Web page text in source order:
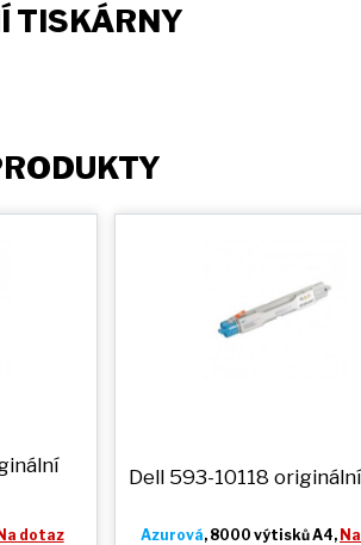
TISKÁRNY
dotaz
Dell 593-10118
Azurová, 8000 výtisků A4,